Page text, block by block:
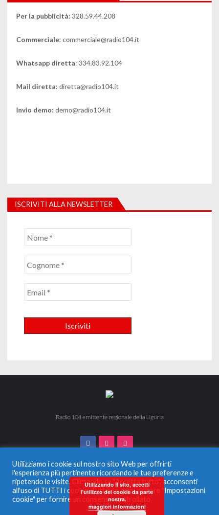
Per la pubblicità: 328.59.44.208
Commerciale: commerciale@radio104.it
Whatsapp diretta: 334.83.92.104
Mail diretta: diretta@radio104.it
Invio demo: demo@radio104.it
ISCRIVITI ALLA NEWSLETTER
Radio 104 emittente regionale della Liguria
© 2024 Radio 104. Tutti i diritti riservati. Vietata la duplicazione
anche parziale.
Radio Monferrato Srl - P.IVA 00956220057 La società ha
ricevuto aiuti di Stato e aiuti de Minimis, soggetti all’obbligo di
Utilizziamo i cookie sul nostro sito Web per offrirti
l'esperienza più pertinente ricordando le tue preferenze e
ripetendo le visite. Cliccando su "Accetta tutto", acconsenti
all'uso di TUTTI i cookie. Tuttavia, puoi visitare "Impostazioni
cookie" per fornire un consenso controllato
Utilizzando il sito, accetti
l'utilizzo dei cookie da parte
nostra.
maggiori informazioni